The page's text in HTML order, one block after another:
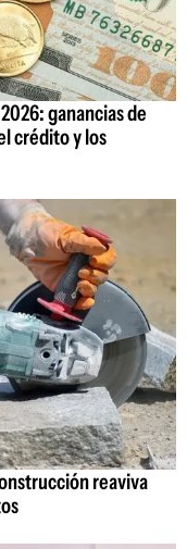
ganancias de
crédito y los
reaviva